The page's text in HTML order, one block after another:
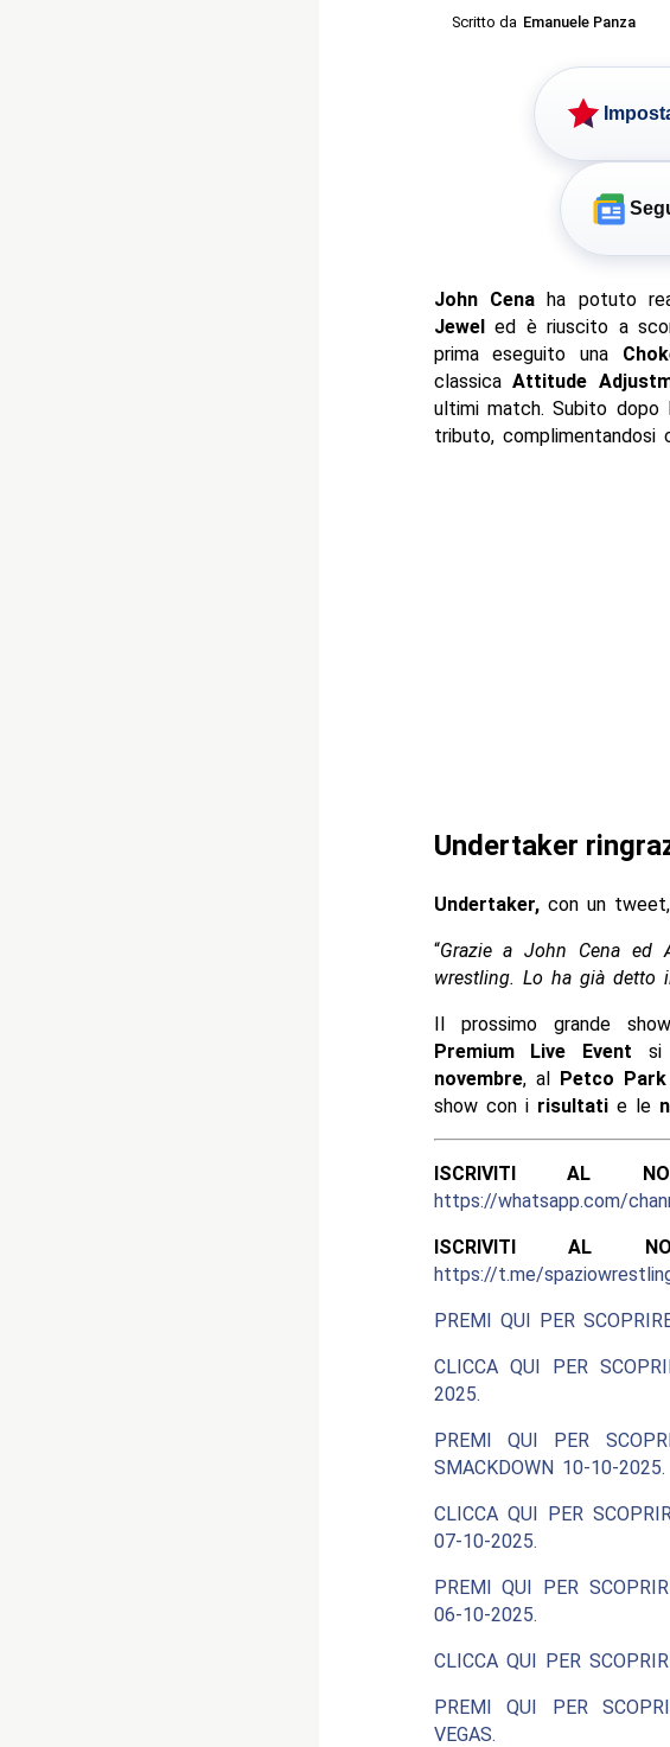
Scritto da Emanuele Panza
John Cenaha potuto
Jeweled è riuscito a
prima eseguito una
classicaAttitude
ultimi match. Subito
tributo,
Undertaker
Undertaker,con un tweet,
“Grazie a John Cena ed
wrestling. Lo ha già detto
Il prossimo grande
Premium Live Event si
novembre, al Petco Park
show con i risultatie le
ISCRIVITI AL
https://whatsapp.com/
ISCRIVITI AL
https://t.me/
PREMI QUI PER
CLICCA QUI PER
2025.
PREMI QUI PER
SMACKDOWN 10-10-2025.
CLICCA QUI PER
07-10-2025.
PREMI QUI PER
06-10-2025.
CLICCA QUI PER
PREMI QUI PER
VEGAS.